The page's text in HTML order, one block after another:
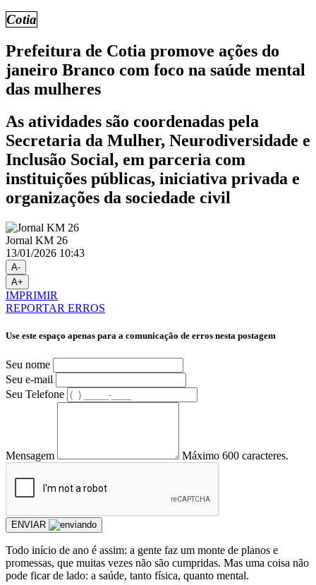
Cotia
Prefeitura de Cotia promove ações do
janeiro Branco com foco na saúde mental
das mulheres
As atividades são coordenadas pela
Secretaria da Mulher, Neurodiversidade e
Inclusão Social, em parceria com
instituições públicas, iniciativa privada e
organizações da sociedade civil
Jornal KM 26
13/01/2026 10:43
A-
A+
IMPRIMIR
REPORTAR ERROS
Use este espaço apenas para a comunicação de erros nesta postagem
Seu nome
Seu e-mail
Seu Telefone
Mensagem Máximo 600 caracteres.
ENVIAR
Todo início de ano é assim: a gente faz um monte de planos e
promessas, que muitas vezes não são cumpridas. Mas uma coisa não
pode ficar de lado: a saúde, tanto física, quanto mental.